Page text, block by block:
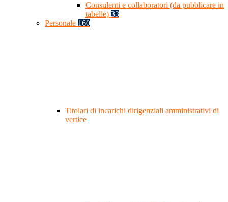
Consulenti e collaboratori (da pubblicare in
tabelle) 33
Personale 160
Titolari di incarichi dirigenziali amministrativi di
vertice